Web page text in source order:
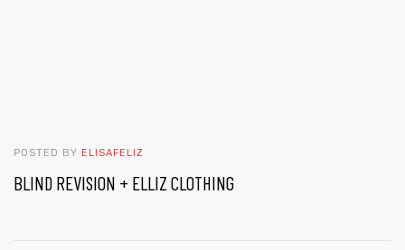
POSTED BY ELISAFELIZ
BLIND REVISION + ELLIZ CLOTHING